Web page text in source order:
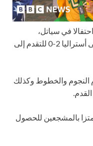
في سياتل،
واشنطن، بعد فوز الولايات المتحدة على أستراليا 2-0 للتقدم إلى
النجوم والخطوط وكذلك
بالمشجعين للحصول